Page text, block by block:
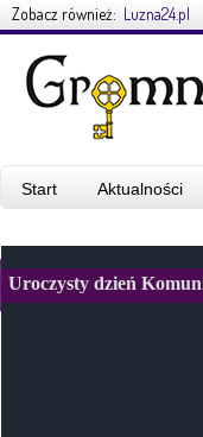
Zobacz również: Luzna24.pl
Start Aktualności
Uroczysty dzień